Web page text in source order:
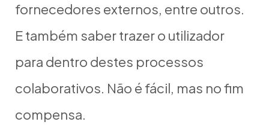
fornecedores externos, entre outros.
E também saber trazer o utilizador
para dentro destes processos
colaborativos. Não é fácil, mas no fim
compensa.